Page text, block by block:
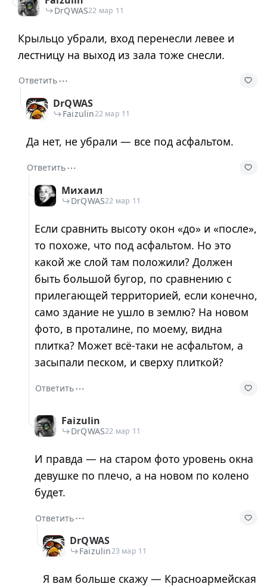
DrQWAS22 мар 11
Крыльцо убрали, вход перенесли левее и
лестницу на выход из зала тоже снесли.
Ответить⋯
DrQWAS
Faizulin22 мар 11
Да нет, не убрали — все под асфальтом.
Ответить⋯
Михаил
DrQWAS22 мар 11
Если сравнить высоту окон «до» и «после»,
то похоже, что под асфальтом. Но это
какой же слой там положили? Должен
быть большой бугор, по сравнению с
прилегающей территорией, если конечно,
само здание не ушло в землю? На новом
фото, в проталине, по моему, видна
плитка? Может всё-таки не асфальтом, а
засыпали песком, и сверху плиткой?
Ответить⋯
Faizulin
DrQWAS22 мар 11
И правда — на старом фото уровень окна
девушке по плечо, а на новом по колено
будет.
Ответить⋯
DrQWAS
Faizulin23 мар 11
Я вам больше скажу — Красноармейская